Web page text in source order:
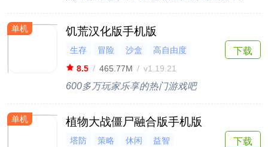
单机 饥荒汉化版手机版
生存 冒险 沙盒
高自由度
多人联机
8.5 / 465.77M / v1.19.21
600多万玩家乐享的热门游戏吧
下载
单机 植物大战僵尸融合版手机版
塔防 策略 休闲
益智
下载